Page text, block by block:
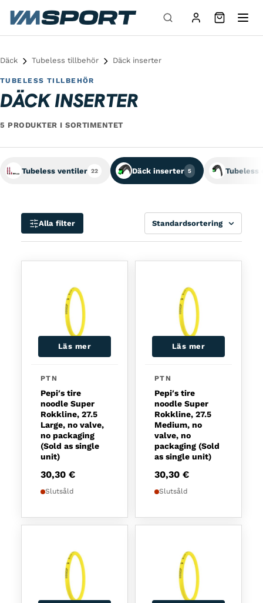
Hoppa till innehåll
Däck Tubeless tillbehör Däck inserter
TUBELESS TILLBEHÖR
DÄCK INSERTER
5 PRODUKTER I SORTIMENTET
Tubeless ventiler 22 Däck inserter 5 Tubeless
Alla filter
Sortera
Läs mer
PTN
Pepi′s tire
noodle Super
Rokkline, 27.5
Large, no valve,
no packaging
(Sold as single
unit)
30,30 €
Slutsåld
Läs mer
PTN
Pepi′s tire
noodle Super
Rokkline, 27.5
Medium, no
valve, no
packaging (Sold
as single unit)
30,30 €
Slutsåld